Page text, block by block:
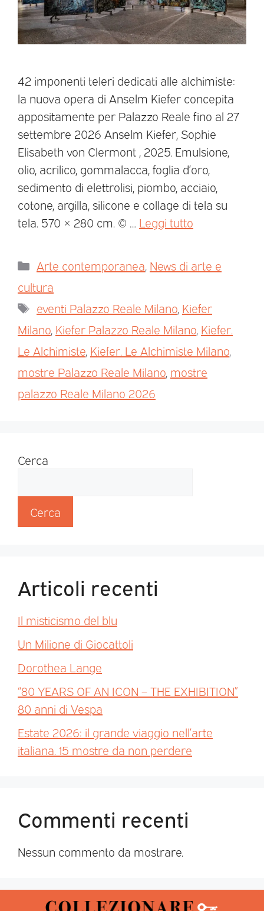
42 imponenti teleri dedicati alle alchimiste:
la nuova opera di Anselm Kiefer concepita
appositamente per Palazzo Reale fino al 27
settembre 2026 Anselm Kiefer, Sophie
Elisabeth von Clermont , 2025. Emulsione,
olio, acrilico, gommalacca, foglia d’oro,
sedimento di elettrolisi, piombo, acciaio,
cotone, argilla, silicone e collage di tela su
tela. 570 × 280 cm. © … Leggi tutto
Arte contemporanea News di arte e
cultura
eventi Palazzo Reale Milano Kiefer
Milano Kiefer Palazzo Reale Milano Kiefer.
Le Alchimiste Kiefer. Le Alchimiste Milano
mostre Palazzo Reale Milano mostre
palazzo Reale Milano 2026
Cerca
Cerca
Articoli recenti
Il misticismo del blu
Un Milione di Giocattoli
Dorothea Lange
“80 YEARS OF AN ICON – THE EXHIBITION”
80 anni di Vespa
Estate 2026: il grande viaggio nell’arte
italiana. 15 mostre da non perdere
Commenti recenti
Nessun commento da mostrare.